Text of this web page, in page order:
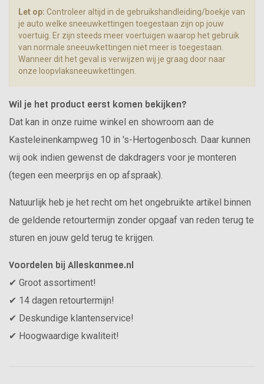
Let op: Controleer altijd in de gebruikshandleiding/boekje van
je auto welke sneeuwkettingen toegestaan zijn op jouw
voertuig. Er zijn steeds meer voertuigen waarop het gebruik
van normale sneeuwkettingen niet meer is toegestaan.
Wanneer dit het geval is verwijzen wij je graag door naar
onze loopvlaksneeuwkettingen.
Wil je het product eerst komen bekijken?
Dat kan in onze ruime winkel en showroom aan de
Kasteleinenkampweg 10 in 's-Hertogenbosch. Daar kunnen
wij ook indien gewenst de dakdragers voor je monteren
(tegen een meerprijs en op afspraak).
Natuurlijk heb je het recht om het ongebruikte artikel binnen
de geldende retourtermijn zonder opgaaf van reden terug te
sturen en jouw geld terug te krijgen.
Voordelen bij Alleskanmee.nl
✔ Groot assortiment!
✔ 14 dagen retourtermijn!
✔ Deskundige klantenservice!
✔ Hoogwaardige kwaliteit!